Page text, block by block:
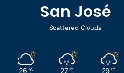
San José
Scattered Clouds
26 ℃ 27 ℃ 29 ℃